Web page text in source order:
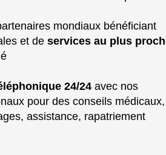
mondiaux bénéficiant
et deservices au plus
24/24avec nos
pour des conseils médicaux,
assistance, rapatriement